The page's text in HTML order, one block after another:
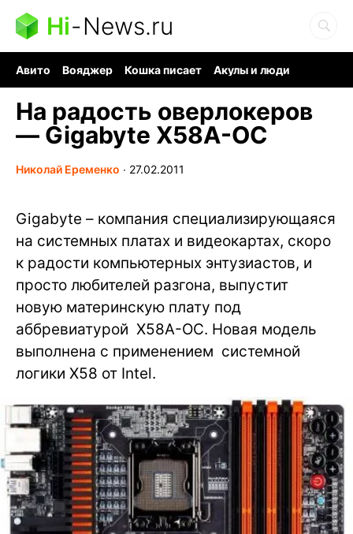
Hi-News.ru
Авито Вояджер Кошка писает
Акулы и люди
На радость оверлокеров
— Gigabyte X58A-OC
Николай Еременко ∙ 27.02.2011
Gigabyte – компания специализирующаяся
на системных платах и видеокартах, скоро
к радости компьютерных энтузиастов, и
просто любителей разгона, выпустит
новую материнскую плату под
аббревиатурой X58A-OC. Новая модель
выполнена с применением системной
логики X58 от Intel.